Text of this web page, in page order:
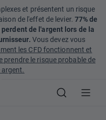
et présentent un risque
de l'effet de levier. 77% de
de l'argent lors de la
Vous devez vous
les CFD fonctionnent et
prendre le risque probable de